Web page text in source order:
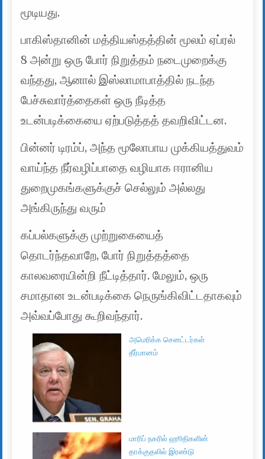
மூடியது.
பாகிஸ்தானின் மத்தியஸ்தத்தின் மூலம் ஏப்ரல்
8 அன்று ஒரு போர் நிறுத்தம் நடைமுறைக்கு
வந்தது, ஆனால் இஸ்லாமாபாத்தில் நடந்த
பேச்சுவார்த்தைகள் ஒரு நீடித்த
உடன்படிக்கையை ஏற்படுத்தத் தவறிவிட்டன.
பின்னர் டிரம்ப், அந்த மூலோபாய முக்கியத்துவம்
வாய்ந்த நீர்வழிப்பாதை வழியாக ஈரானிய
துறைமுகங்களுக்குச் செல்லும் அல்லது
அங்கிருந்து வரும்
கப்பல்களுக்கு முற்றுகையைத்
தொடர்ந்தவாறே, போர் நிறுத்தத்தை
காலவரையின்றி நீட்டித்தார். மேலும், ஒரு
சமாதான உடன்படிக்கை நெருங்கிவிட்டதாகவும்
அவ்வப்போது கூறிவந்தார்.
அமெரிக்க செனட்டர்கள்
தீர்மானம்
மாரிப் நகரில் ஹூதிகளின்
தாக்குதலில் இரண்டு